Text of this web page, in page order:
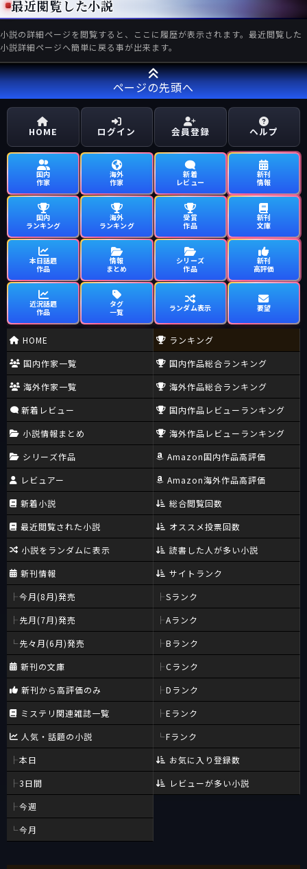
最近閲覧した小説
小説の詳細ページを閲覧すると、ここに履歴が表示されます。最近閲覧した
小説詳細ページへ簡単に戻る事が出来ます。
ページの先頭へ
HOME ログイン 会員登録 ヘルプ
国内
作家
海外
作家
新着
レビュー
新刊
情報
国内
ランキング
海外
ランキング
受賞
作品
新刊
文庫
本日話題
作品
情報
まとめ
シリーズ
作品
新刊
高評価
近況話題
作品
タグ
一覧
ランダム表示 要望
HOME
国内作家一覧
海外作家一覧
新着レビュー
小説情報まとめ
シリーズ作品
レビュアー
新着小説
最近閲覧された小説
小説をランダムに表示
新刊情報
今月(8月)発売
先月(7月)発売
先々月(6月)発売
新刊の文庫
新刊から高評価のみ
ミステリ関連雑誌一覧
人気・話題の小説
本日
3日間
今週
今月
ランキング
国内作品総合ランキング
海外作品総合ランキング
国内作品レビューランキング
海外作品レビューランキング
Amazon国内作品高評価
Amazon海外作品高評価
総合閲覧回数
オススメ投票回数
読書した人が多い小説
サイトランク
Sランク
Aランク
Bランク
Cランク
Dランク
Eランク
Fランク
お気に入り登録数
レビューが多い小説